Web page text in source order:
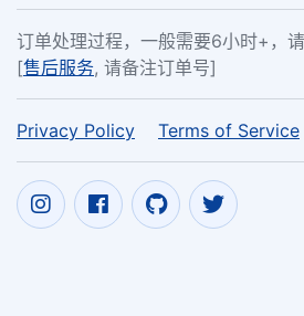
订单处理过程，一般需要6小时+，请
[售后服务, 请备注订单号]
Privacy Policy Terms of Service